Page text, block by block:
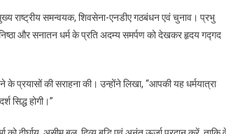
राष्ट्रीय समन्वयक, शिवसेना-एनडीए गठबंधन एवं चुनाव। प्रभु
और सनातन धर्म के प्रति अदम्य समर्पण को देखकर हृदय गद्गद
के प्रयासों की सराहना की। उन्होंने लिखा, “आपकी यह धर्मयात्रा
सिद्ध होगी।”